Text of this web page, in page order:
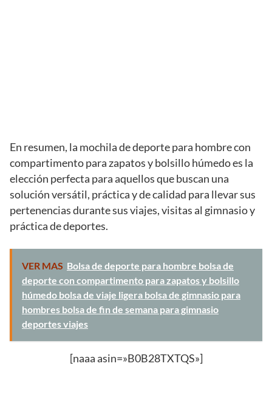
En resumen, la mochila de deporte para hombre con
compartimento para zapatos y bolsillo húmedo es la
elección perfecta para aquellos que buscan una
solución versátil, práctica y de calidad para llevar sus
pertenencias durante sus viajes, visitas al gimnasio y
práctica de deportes.
VER MAS Bolsa de deporte para hombre bolsa de
deporte con compartimento para zapatos y bolsillo
húmedo bolsa de viaje ligera bolsa de gimnasio para
hombres bolsa de fin de semana para gimnasio
deportes viajes
[naaa asin=»B0B28TXTQS»]